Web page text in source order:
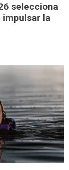
selecciona
la